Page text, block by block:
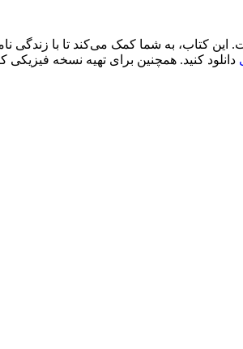
کتاب، به شما کمک می‌کند تا با زندگی
دانلود کنید. همچنین برای تهیه نسخه فیزیکی